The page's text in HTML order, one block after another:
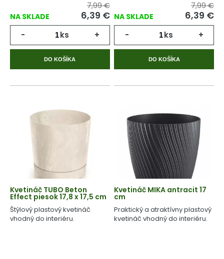
NA SKLADE
7,99 €
6,39 €
- ks +
DO KOŠÍKA
NA SKLADE
7,99 €
6,39 €
- ks +
DO KOŠÍKA
Kvetináč TUBO Beton
Effect piesok 17,8 x 17,5 cm
Štýlový plastový kvetináč
vhodný do interiéru.
Kvetináč MIKA antracit 17
cm
Praktický a atraktívny plastový
kvetináč vhodný do interiéru.